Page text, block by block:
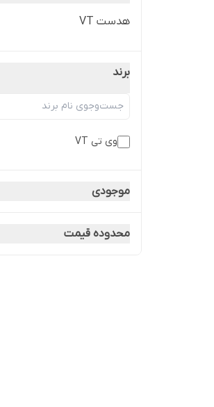
هدست VT
برند
وی تی VT
موجودی
محدوده قیمت